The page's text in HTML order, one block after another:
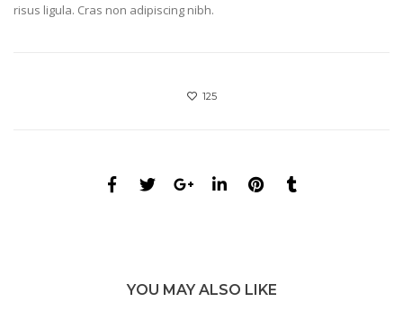
risus ligula. Cras non adipiscing nibh.
125
YOU MAY ALSO LIKE